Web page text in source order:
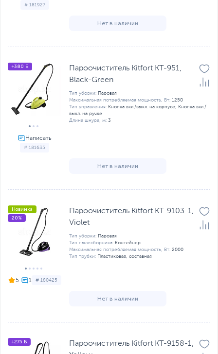
# 181927
Нет в наличии
# 181635
+380 Б
Пароочиститель Kitfort KT-951,
Black-Green
Тип уборки: Паровая
Максимальная потребляемая мощность, Вт: 1250
Тип управления: Кнопка вкл./выкл. на корпусе; Кнопка вкл./
выкл. на ручке
Длина шнура, м: 3
Нет в наличии
5 # 180425
Новинка
20%
Пароочиститель Kitfort КТ-9103-1,
Violet
Тип уборки: Паровая
Тип пылесборника: Контейнер
Максимальная потребляемая мощность, Вт: 2000
Тип трубки: Пластиковая, составная
Нет в наличии
+275 Б
Пароочиститель Kitfort КТ-9158-1,